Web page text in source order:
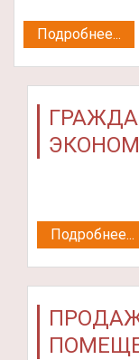
Подробнее...
Подробнее...